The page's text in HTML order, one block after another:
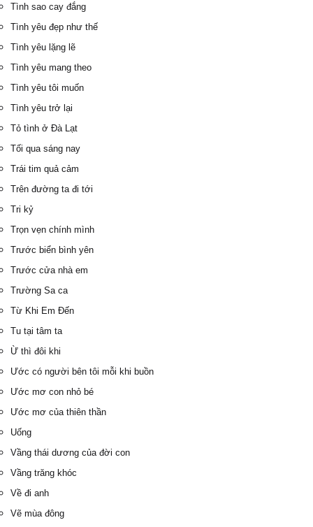
Tình sao cay đắng
Tình yêu đẹp như thế
Tình yêu lặng lẽ
Tình yêu mang theo
Tình yêu tôi muốn
Tình yêu trở lại
Tỏ tình ở Đà Lạt
Tối qua sáng nay
Trái tim quả cảm
Trên đường ta đi tới
Tri kỷ
Trọn vẹn chính mình
Trước biển bình yên
Trước cửa nhà em
Trường Sa ca
Từ Khi Em Đến
Tu tại tâm ta
Ừ thì đôi khi
Ước có người bên tôi mỗi khi buồn
Ước mơ con nhỏ bé
Ước mơ của thiên thần
Uống
Vầng thái dương của đời con
Vầng trăng khóc
Về đi anh
Vẽ mùa đông